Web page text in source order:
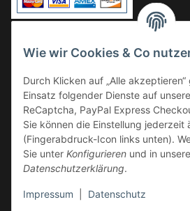
Wie wir Cookies & Co
Durch Klicken auf „Alle
Einsatz folgender Dienste auf
ReCaptcha, PayPal Express
Sie können die Einstellung jederzeit
(Fingerabdruck-Icon links unten).
Sie unter Konfigurieren und in
Datenschutzerklärung.
Impressum Datenschutz
Kauf auf Rechnung
VERSAND